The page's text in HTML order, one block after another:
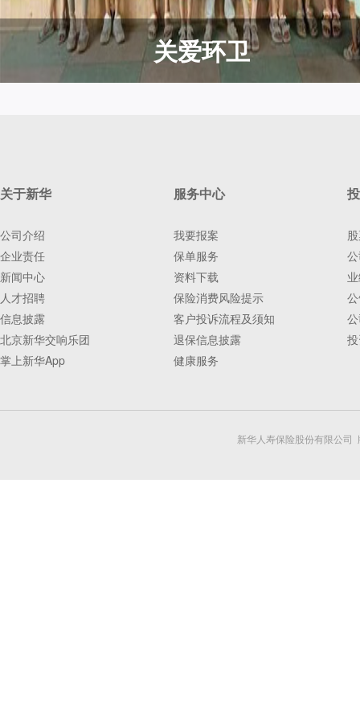
关爱环卫
关于新华
公司介绍
企业责任
新闻中心
人才招聘
信息披露
北京新华交响乐团
掌上新华App
服务中心
我要报案
保单服务
资料下载
保险消费风险提示
客户投诉流程及须知
退保信息披露
健康服务
新华人寿保险股份有限公